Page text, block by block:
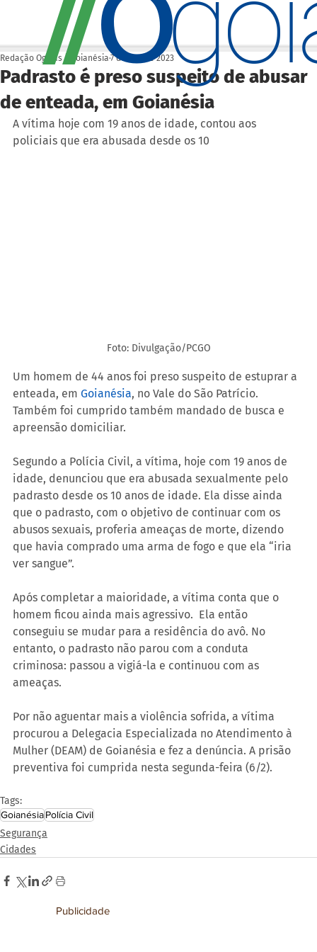
Padrasto é preso suspeito de abusar
de enteada, em Goianésia
Redação Ogoiás | Goianésia 7 de fev. de 2023
A vítima hoje com 19 anos de idade, contou aos
policiais que era abusada desde os 10
Foto: Divulgação/PCGO
Um homem de 44 anos foi preso suspeito de estuprar a
enteada, em Goianésia, no Vale do São Patrício.
Também foi cumprido também mandado de busca e
apreensão domiciliar.
Segundo a Polícia Civil, a vítima, hoje com 19 anos de
idade, denunciou que era abusada sexualmente pelo
padrasto desde os 10 anos de idade. Ela disse ainda
que o padrasto, com o objetivo de continuar com os
abusos sexuais, proferia ameaças de morte, dizendo
que havia comprado uma arma de fogo e que ela “iria
ver sangue”.
Após completar a maioridade, a vítima conta que o
homem ficou ainda mais agressivo.  Ela então
conseguiu se mudar para a residência do avô. No
entanto, o padrasto não parou com a conduta
criminosa: passou a vigiá-la e continuou com as
ameaças.
Por não aguentar mais a violência sofrida, a vítima
procurou a Delegacia Especializada no Atendimento à
Mulher (DEAM) de Goianésia e fez a denúncia. A prisão
preventiva foi cumprida nesta segunda-feira (6/2).
Tags:
GoianésiaPolícia Civil
Segurança
Cidades
Publicidade